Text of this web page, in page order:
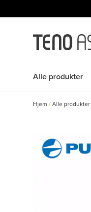
rett
Alle produkter
Hjem /Alle produkter